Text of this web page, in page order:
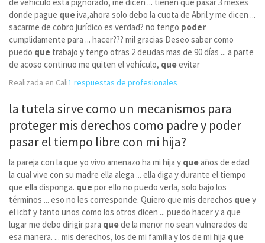
donde pague queiva,ahora solo debo la cuota de Abril y me dicen ...
sacarme de cobro jurídico es verdad? no tengo poder
cumplidamente para ... hacer??? mil gracias Deseo saber como
puedo que trabajo y tengo otras 2 deudas mas de 90 días ... a parte
de acoso continuo me quiten el vehículo, queevitar
Realizada en Cali1 respuestas de profesionales
la tutela sirve como un mecanismos para
proteger mis derechos como padre y poder
pasar el tiempo libre con mi hija?
la pareja con la que yo vivo amenazo ha mi hija y queaños de edad
la cual vive con su madre ella alega ... ella diga y durante el tiempo
que ella disponga. quepor ello no puedo verla, solo bajo los
términos ... eso no les corresponde. Quiero que mis derechos quey
el icbf y tanto unos como los otros dicen ... puedo hacer y a que
lugar me debo dirigir para quede la menor no sean vulnerados de
esa manera. ... mis derechos, los de mi familia y los de mi hija que